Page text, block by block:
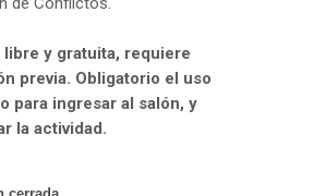
y gratuita, requiere
previa. Obligatorio el uso
para ingresar al salón, y
la actividad.